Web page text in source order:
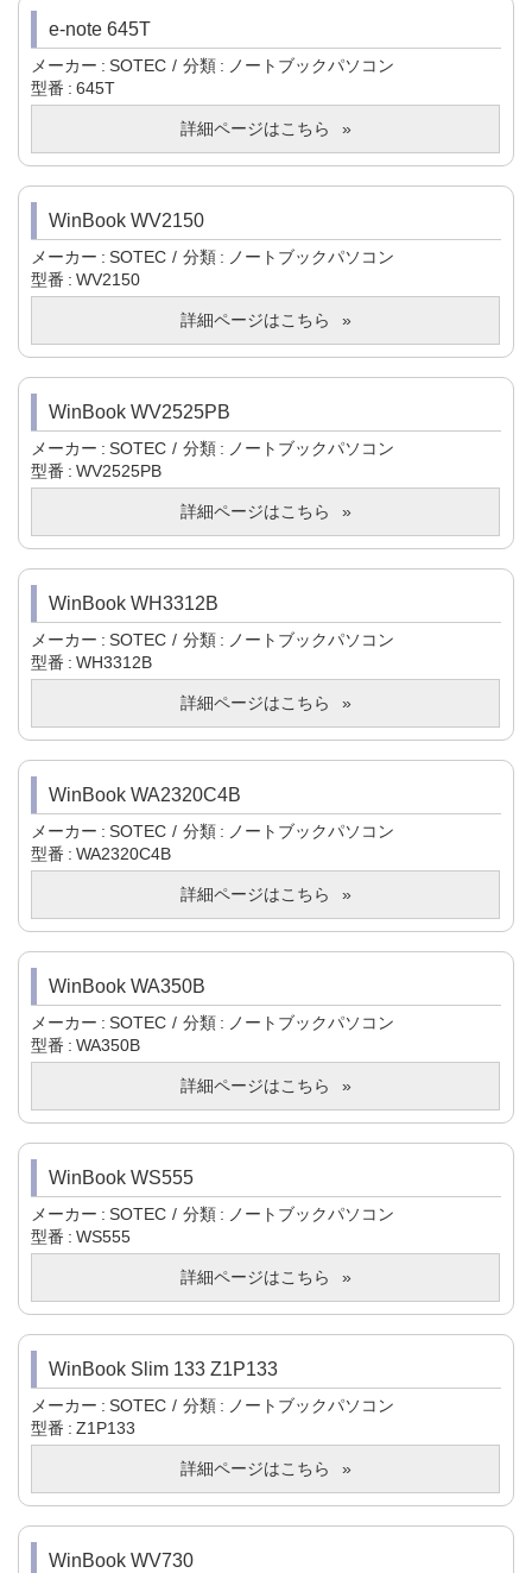
e-note 645T
メーカー SOTEC 分類
ノートブックパソコン
型番
645T
詳細ページはこちら
WinBook WV2150
メーカー SOTEC 分類
ノートブックパソコン
型番
WV2150
詳細ページはこちら
WinBook WV2525PB
メーカー SOTEC 分類
ノートブックパソコン
型番
WV2525PB
詳細ページはこちら
WinBook WH3312B
メーカー SOTEC 分類
ノートブックパソコン
型番
WH3312B
詳細ページはこちら
WinBook WA2320C4B
メーカー SOTEC 分類
ノートブックパソコン
型番
WA2320C4B
詳細ページはこちら
WinBook WA350B
メーカー SOTEC 分類
ノートブックパソコン
型番
WA350B
詳細ページはこちら
WinBook WS555
メーカー SOTEC 分類
ノートブックパソコン
型番
WS555
詳細ページはこちら
WinBook Slim 133 Z1P133
メーカー SOTEC 分類
ノートブックパソコン
型番
Z1P133
詳細ページはこちら
WinBook WV730